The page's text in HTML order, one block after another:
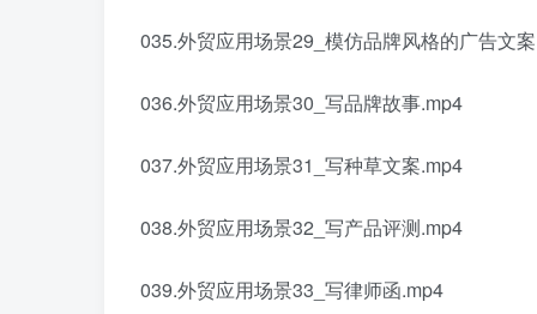
035.外贸应用场景29_模仿品牌风格的广告文
036.外贸应用场景30_写品牌故事.mp4
037.外贸应用场景31_写种草文案.mp4
038.外贸应用场景32_写产品评测.mp4
039.外贸应用场景33_写律师函.mp4